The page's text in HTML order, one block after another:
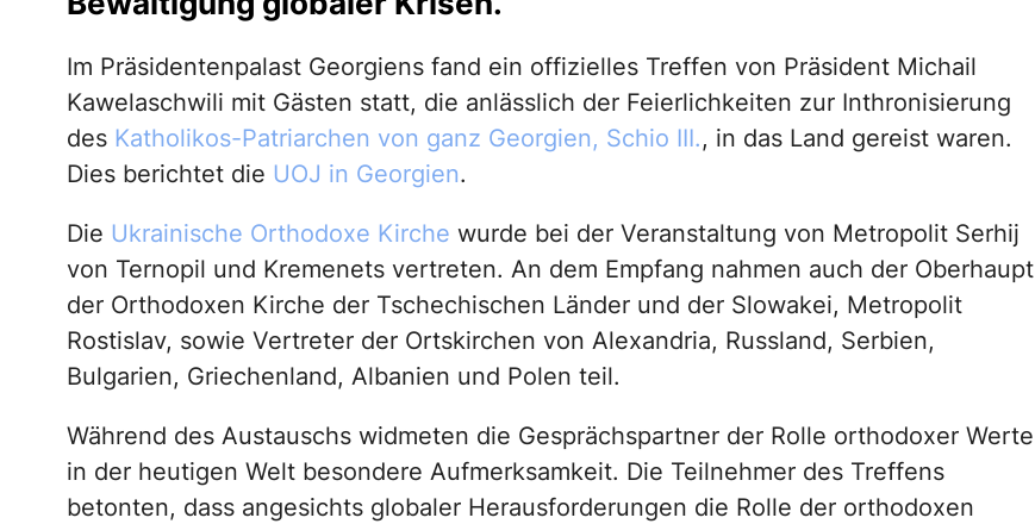
Im Präsidentenpalast Georgiens fand ein offizielles Treffen von Präsident Michail
Kawelaschwili mit Gästen statt, die anlässlich der Feierlichkeiten zur Inthronisierung
des Katholikos-Patriarchen von ganz Georgien, Schio III., in das Land gereist waren.
Dies berichtet die UOJ in Georgien.
Die Ukrainische Orthodoxe Kirche wurde bei der Veranstaltung von Metropolit Serhij
von Ternopil und Kremenets vertreten. An dem Empfang nahmen auch der Oberhaupt
der Orthodoxen Kirche der Tschechischen Länder und der Slowakei, Metropolit
Rostislav, sowie Vertreter der Ortskirchen von Alexandria, Russland, Serbien,
Bulgarien, Griechenland, Albanien und Polen teil.
Während des Austauschs widmeten die Gesprächspartner der Rolle orthodoxer Werte
in der heutigen Welt besondere Aufmerksamkeit. Die Teilnehmer des Treffens
betonten, dass angesichts globaler Herausforderungen die Rolle der orthodoxen